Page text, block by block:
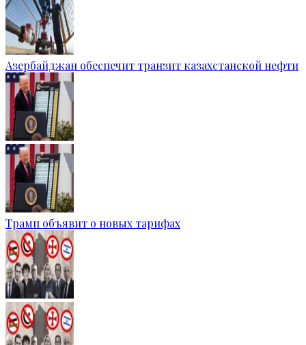
Азербайджан обеспечит транзит казахстанской нефти
Трамп объявит о новых тарифах